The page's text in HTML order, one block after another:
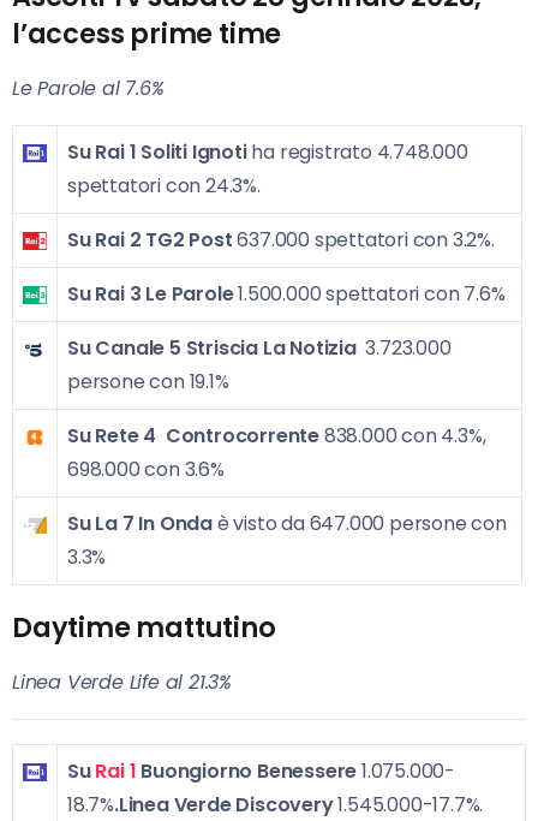
l’access prime time
Le Parole al 7.6%
Su Rai 1 Soliti Ignotiha registrato 4.748.000
spettatori con 24.3%.
Su Rai 2 TG2 Post637.000 spettatori con 3.2%.
Su Rai 3 Le Parole1.500.000 spettatori con 7.6%
Su Canale 5 Striscia La Notizia3.723.000
persone con 19.1%
Su Rete 4 Controcorrente838.000 con 4.3%,
698.000 con 3.6%
Su La 7 In Ondaè visto da 647.000 persone con
3.3%
Daytime mattutino
Linea Verde Life al 21.3%
SuRai 1 Buongiorno Benessere1.075.000-
18.7%.Linea Verde Discovery1.545.000-17.7%.